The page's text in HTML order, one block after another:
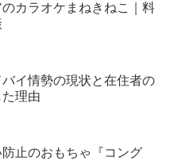
カラオケまねきねこ｜料
バイ情勢の現状と在住者の
理由
止のおもちゃ『コング